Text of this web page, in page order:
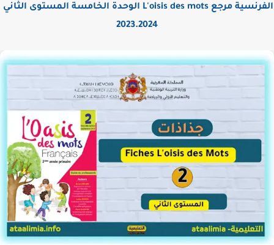
الفرنسية مرجع L'oisis des mots الوحدة الخامسة المستوى الثاني
2023.2024